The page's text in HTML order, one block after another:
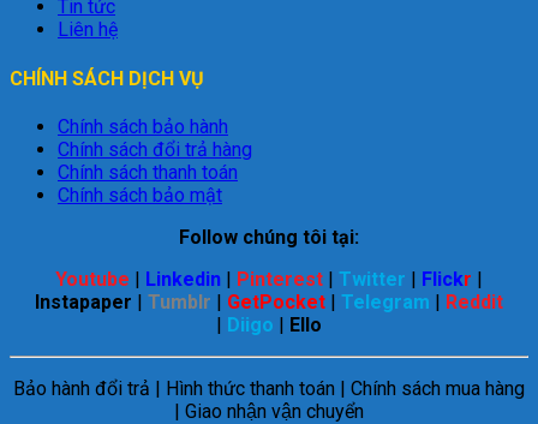
Tin tức
Liên hệ
CHÍNH SÁCH DỊCH VỤ
Chính sách bảo hành
Chính sách đổi trả hàng
Chính sách thanh toán
Chính sách bảo mật
Follow chúng tôi tại:
Youtube | Linkedin | Pinterest | Twitter | Flickr |
Instapaper | Tumblr | GetPocket | Telegram | Reddit
| Diigo | Ello
Bảo hành đổi trả | Hình thức thanh toán | Chính sách mua hàng
| Giao nhận vận chuyển